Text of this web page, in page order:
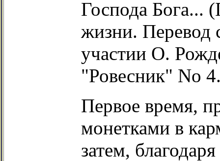
Господа Бога...
жизни. Перевод
участии О.
"Ровесник" No
Первое время,
монетками в
затем,